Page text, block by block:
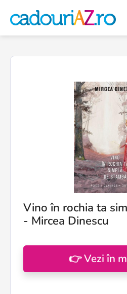
Vino în rochia ta
- Mircea Dinescu
👉 Vezi în